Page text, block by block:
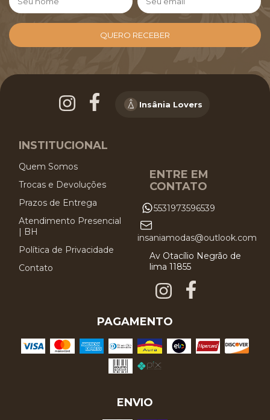
Insânia Lovers
INSTITUCIONAL
Quem Somos
Trocas e Devoluções
Prazos de Entrega
Atendimento Presencial
| BH
Política de Privacidade
Contato
ENTRE EM
CONTATO
5531973596539
insaniamodas@outlook.com
Av Otacílio Negrão de
lima 11855
PAGAMENTO
ENVIO